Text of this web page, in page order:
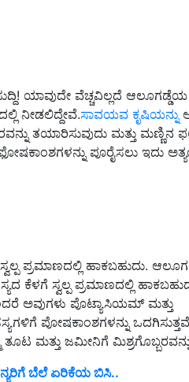
ಯಾವುದೇ ವೆಚ್ಚವಿಲ್ಲದೆ
ನೀಡಲಿದ್ದೇವೆ.ಸಾವಯವ ಕೃಷಿಯನ್ನು
ತಯಾರಿಸುವುದು ಮತ್ತು ಮಣ್ಣಿನ
ಪೂರೈಸಲು ಇದು
ಪ್ರಮಾಣದಲ್ಲಿ ಹಾಕಬಹುದು.
ಕೆಳಗೆ ಸ್ವಲ್ಪ ಪ್ರಮಾಣದಲ್ಲಿ
ಅವುಗಳು ಪೊಟ್ಯಾಸಿಯಮ್ ಮತ್ತು
ಪೋಷಕಾಂಶಗಳನ್ನು
ತೂಟ ಮತ್ತು ಜಮೀನಿಗೆ
ಬೆಲೆ ಏರಿಕೆಯ ಬಿಸಿ..